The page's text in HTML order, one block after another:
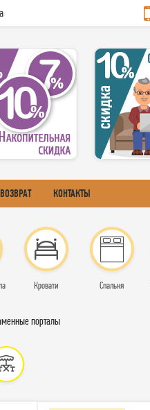
КОНТАКТЫ
Кровати Спальня
порталы